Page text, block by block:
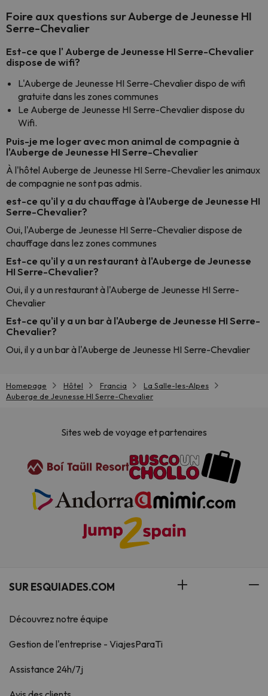
Foire aux questions sur Auberge de Jeunesse HI
Serre-Chevalier
Est-ce que l' Auberge de Jeunesse HI Serre-Chevalier
dispose de wifi?
L'Auberge de Jeunesse HI Serre-Chevalier dispo de wifi
gratuite dans les zones communes
Le Auberge de Jeunesse HI Serre-Chevalier dispose du
Wifi.
Puis-je me loger avec mon animal de compagnie à
l'Auberge de Jeunesse HI Serre-Chevalier
À l'hôtel Auberge de Jeunesse HI Serre-Chevalier les animaux
de compagnie ne sont pas admis.
est-ce qu'il y a du chauffage à l'Auberge de Jeunesse HI
Serre-Chevalier?
Oui, l'Auberge de Jeunesse HI Serre-Chevalier dispose de
chauffage dans lez zones communes
Est-ce qu'il y a un restaurant à l'Auberge de Jeunesse
HI Serre-Chevalier?
Oui, il y a un restaurant à l'Auberge de Jeunesse HI Serre-
Chevalier
Est-ce qu'il y a un bar à l'Auberge de Jeunesse HI Serre-
Chevalier?
Oui, il y a un bar à l'Auberge de Jeunesse HI Serre-Chevalier
Homepage Hôtel Francia
La Salle-les-Alpes
Auberge de Jeunesse HI Serre-Chevalier
Sites web de voyage et partenaires
SUR ESQUIADES.COM
Découvrez notre équipe
Gestion de l'entreprise - ViajesParaTi
Assistance 24h/7j